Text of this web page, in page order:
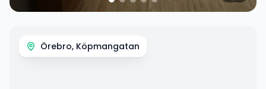
Örebro, Köpmangatan